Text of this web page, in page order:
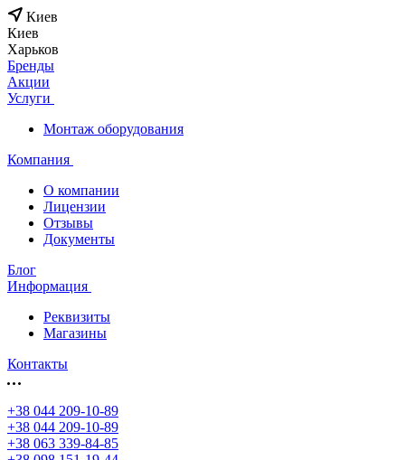
Киев
Киев
Харьков
Бренды
Акции
Услуги
Монтаж оборудования
Компания
О компании
Лицензии
Отзывы
Документы
Блог
Информация
Реквизиты
Магазины
Контакты
+38 044 209-10-89
+38 044 209-10-89
+38 063 339-84-85